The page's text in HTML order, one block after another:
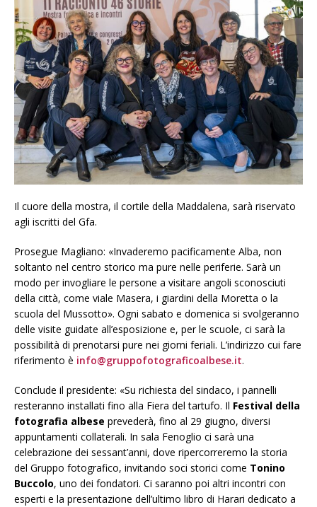
Il cuore della mostra, il cortile della Maddalena, sarà riservato
agli iscritti del Gfa.
Prosegue Magliano: «Invaderemo pacificamente Alba, non
soltanto nel centro storico ma pure nelle periferie. Sarà un
modo per invogliare le persone a visitare angoli sconosciuti
della città, come viale Masera, i giardini della Moretta o la
scuola del Mussotto». Ogni sabato e domenica si svolgeranno
delle visite guidate all’esposizione e, per le scuole, ci sarà la
possibilità di prenotarsi pure nei giorni feriali. L’indirizzo cui fare
riferimento è info@gruppofotograficoalbese.it.
Conclude il presidente: «Su richiesta del sindaco, i pannelli
resteranno installati fino alla Fiera del tartufo. Il Festival della
fotografia albese prevederà, fino al 29 giugno, diversi
appuntamenti collaterali. In sala Fenoglio ci sarà una
celebrazione dei sessant’anni, dove ripercorreremo la storia
del Gruppo fotografico, invitando soci storici come Tonino
Buccolo, uno dei fondatori. Ci saranno poi altri incontri con
esperti e la presentazione dell’ultimo libro di Harari dedicato a